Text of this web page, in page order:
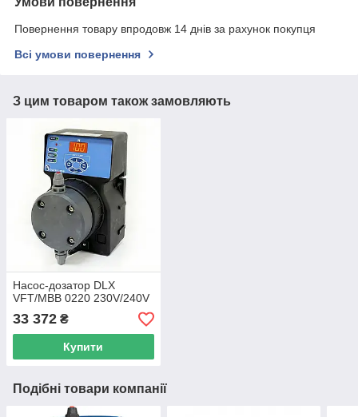
Повернення товару впродовж 14 днів за рахунок покупця
Всі умови повернення
З цим товаром також замовляють
Насос-дозатор DLX
VFT/MBB 0220 230V/240V
33 372 ₴
Купити
Подібні товари компанії